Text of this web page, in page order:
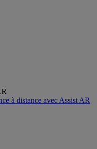
à distance avec Assist AR